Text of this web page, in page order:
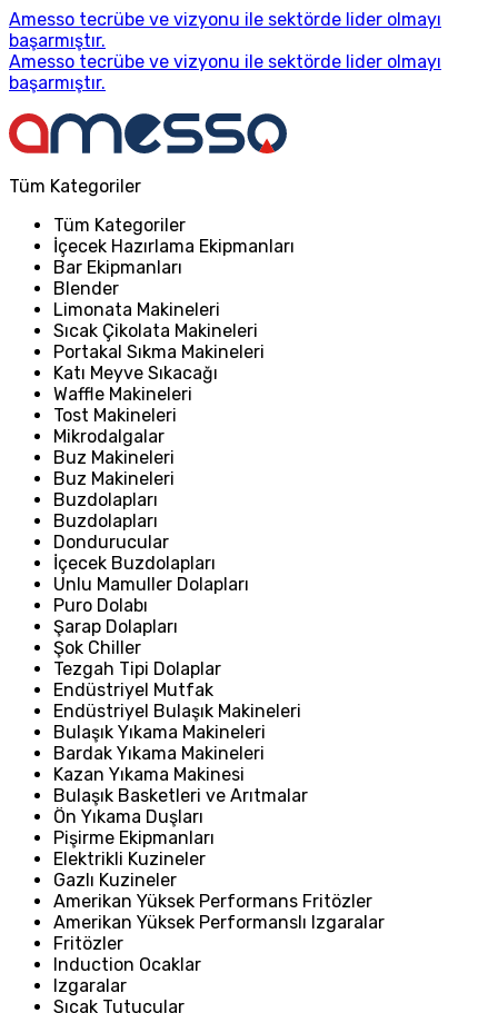
Amesso tecrübe ve vizyonu ile sektörde lider olmayı
başarmıştır.
Amesso tecrübe ve vizyonu ile sektörde lider olmayı
başarmıştır.
Tüm Kategoriler
Tüm Kategoriler
İçecek Hazırlama Ekipmanları
Bar Ekipmanları
Blender
Limonata Makineleri
Sıcak Çikolata Makineleri
Portakal Sıkma Makineleri
Katı Meyve Sıkacağı
Waffle Makineleri
Tost Makineleri
Mikrodalgalar
Buz Makineleri
Buz Makineleri
Buzdolapları
Buzdolapları
Dondurucular
İçecek Buzdolapları
Unlu Mamuller Dolapları
Puro Dolabı
Şarap Dolapları
Şok Chiller
Tezgah Tipi Dolaplar
Endüstriyel Mutfak
Endüstriyel Bulaşık Makineleri
Bulaşık Yıkama Makineleri
Bardak Yıkama Makineleri
Kazan Yıkama Makinesi
Bulaşık Basketleri ve Arıtmalar
Ön Yıkama Duşları
Pişirme Ekipmanları
Elektrikli Kuzineler
Gazlı Kuzineler
Amerikan Yüksek Performans Fritözler
Amerikan Yüksek Performanslı Izgaralar
Fritözler
Induction Ocaklar
Izgaralar
Sıcak Tutucular